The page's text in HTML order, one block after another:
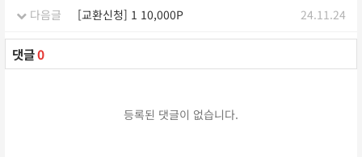
다음글 [교환신청] 1 10,000P 24.11.24
댓글0
등록된 댓글이 없습니다.